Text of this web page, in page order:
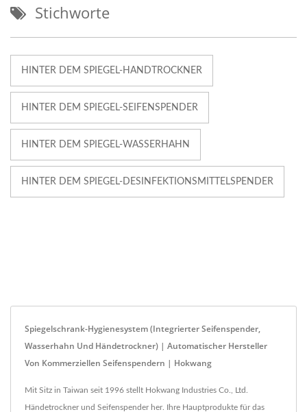
Stichworte
HINTER DEM SPIEGEL-HANDTROCKNER
HINTER DEM SPIEGEL-SEIFENSPENDER
HINTER DEM SPIEGEL-WASSERHAHN
HINTER DEM SPIEGEL-DESINFEKTIONSMITTELSPENDER
Spiegelschrank-Hygienesystem (Integrierter Seifenspender,
Wasserhahn Und Händetrockner) | Automatischer Hersteller
Von Kommerziellen Seifenspendern | Hokwang
Mit Sitz in Taiwan seit 1996 stellt Hokwang Industries Co., Ltd.
Händetrockner und Seifenspender her. Ihre Hauptprodukte für das